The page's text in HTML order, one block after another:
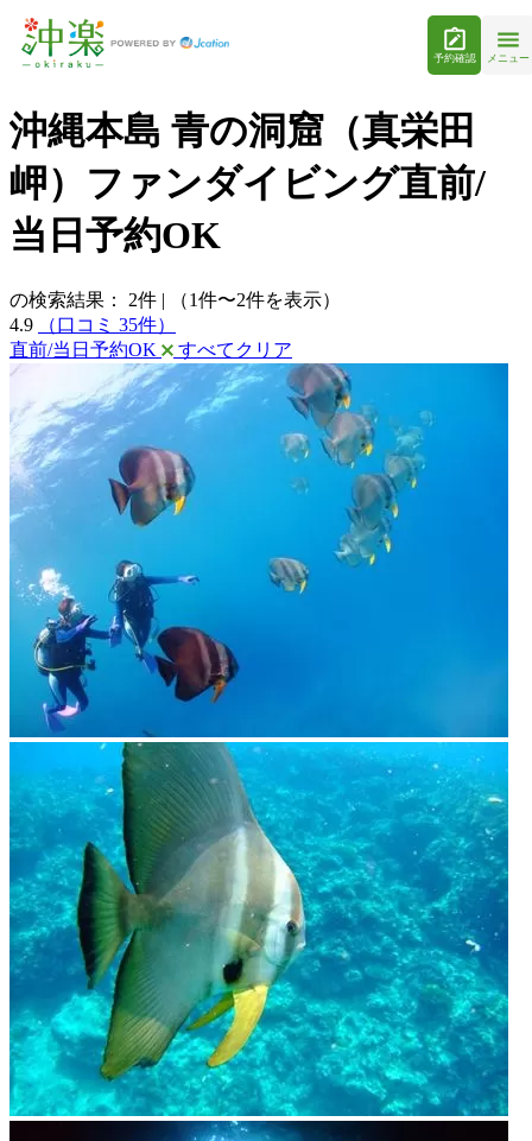
予約確認 メニュー
沖縄本島 青の洞窟（真栄田
岬）ファンダイビング直前/
当日予約OK
の検索結果： 2件 |
（1件〜2件を表示）
4.9
（口コミ 35件）
直前/当日予約OK
すべてクリア